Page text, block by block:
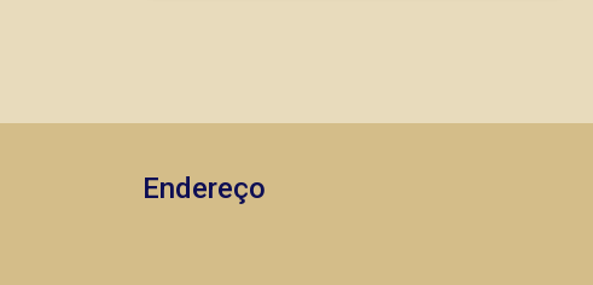
de Ribeirão Preto.
Endereço